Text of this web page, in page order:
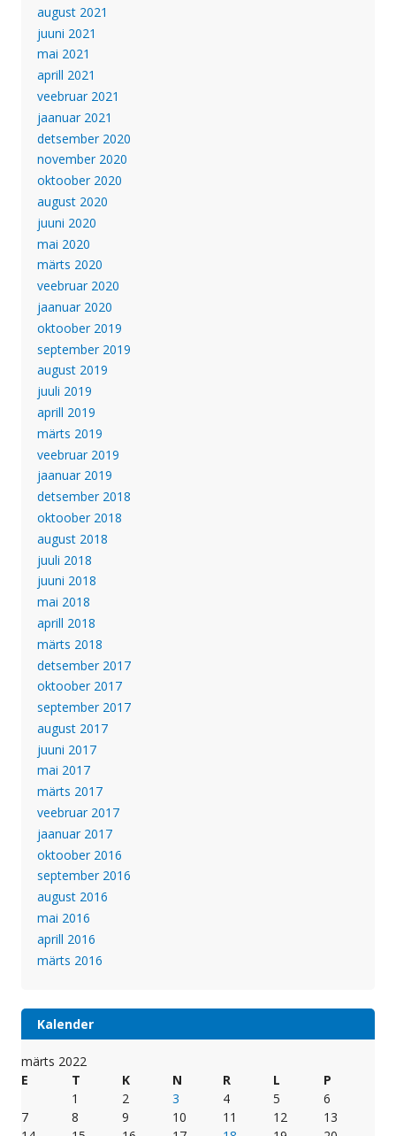
august 2021
juuni 2021
mai 2021
aprill 2021
veebruar 2021
jaanuar 2021
detsember 2020
november 2020
oktoober 2020
august 2020
juuni 2020
mai 2020
märts 2020
veebruar 2020
jaanuar 2020
oktoober 2019
september 2019
august 2019
juuli 2019
aprill 2019
märts 2019
veebruar 2019
jaanuar 2019
detsember 2018
oktoober 2018
august 2018
juuli 2018
juuni 2018
mai 2018
aprill 2018
märts 2018
detsember 2017
oktoober 2017
september 2017
august 2017
juuni 2017
mai 2017
märts 2017
veebruar 2017
jaanuar 2017
oktoober 2016
september 2016
august 2016
mai 2016
aprill 2016
märts 2016
Kalender
märts 2022
E
T K N R L
P
1
2 3 4 5
6
7
8 9 10 11 12
13